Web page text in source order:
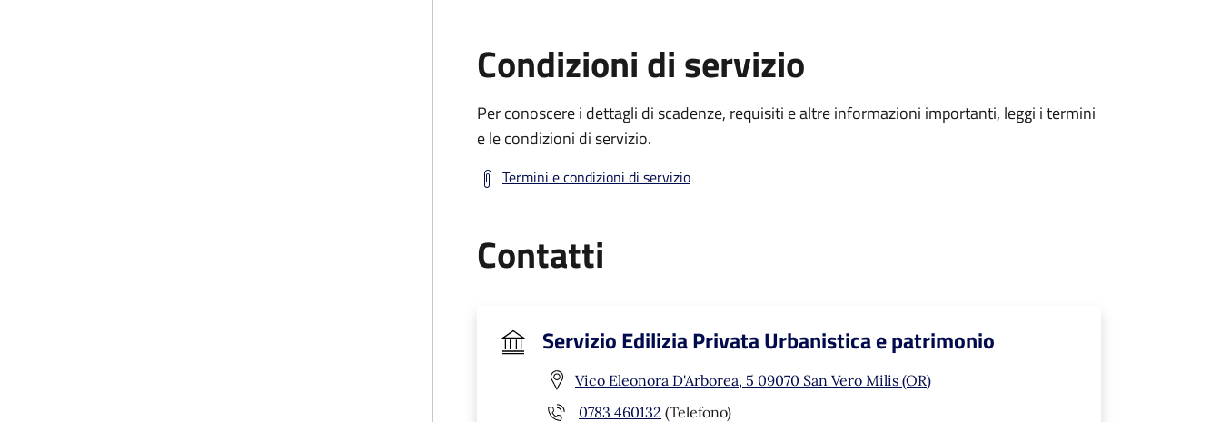
Condizioni di servizio
Per conoscere i dettagli di scadenze, requisiti e altre informazioni importanti, leggi i termini
e le condizioni di servizio.
Termini e condizioni di servizio
Contatti
Servizio Edilizia Privata Urbanistica e patrimonio
Vico Eleonora D'Arborea, 5 09070 San Vero Milis (OR)
0783 460132 (Telefono)